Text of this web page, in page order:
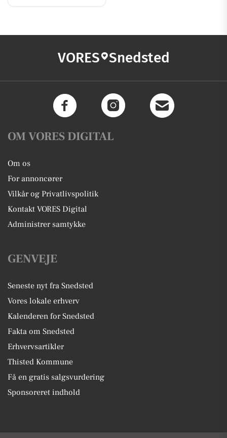
VORES Snedsted
OM VORES DIGITAL
Om os
For annoncører
Vilkår og Privatlivspolitik
Kontakt VORES Digital
Administrer samtykke
GENVEJE
Seneste nyt fra Snedsted
Vores lokale erhverv
Kalenderen for Snedsted
Fakta om Snedsted
Erhvervsartikler
Thisted Kommune
Få en gratis salgsvurdering
Sponsoreret indhold